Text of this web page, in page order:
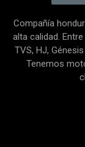
Compañía
alta calidad.
TVS, HJ,
Tenemos